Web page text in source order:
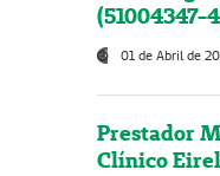
(51004347-
01 de Abril de
Prestador
Clínico